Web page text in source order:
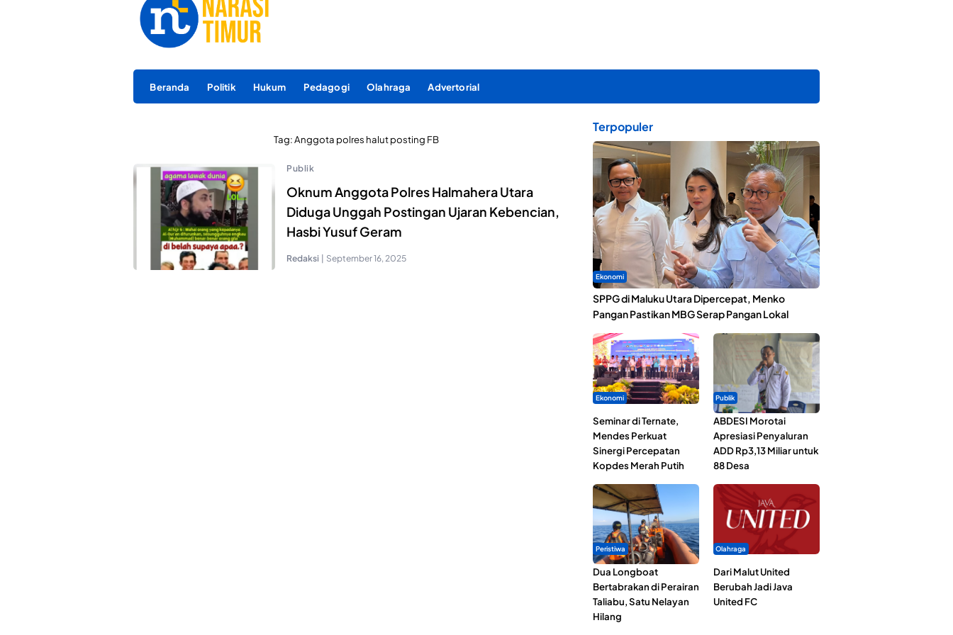
Beranda Politik Hukum Pedagogi Olahraga Advertorial
Tag:Anggota polres halut posting FB
Publik
Oknum Anggota Polres Halmahera Utara
Diduga Unggah Postingan Ujaran Kebencian,
Hasbi Yusuf Geram
Redaksi | September 16, 2025
Terpopuler
Ekonomi
SPPG di Maluku Utara Dipercepat, Menko
Pangan Pastikan MBG Serap Pangan Lokal
Ekonomi
Seminar di Ternate,
Mendes Perkuat
Sinergi Percepatan
Kopdes Merah Putih
Publik
ABDESI Morotai
Apresiasi Penyaluran
ADD Rp3,13 Miliar untuk
88 Desa
Peristiwa
Dua Longboat
Bertabrakan di Perairan
Taliabu, Satu Nelayan
Hilang
Olahraga
Dari Malut United
Berubah Jadi Java
United FC